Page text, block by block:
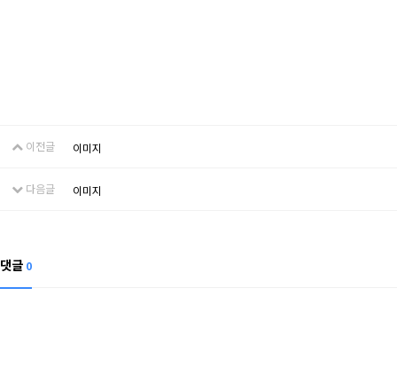
이전글 이미지
다음글 이미지
댓글 0